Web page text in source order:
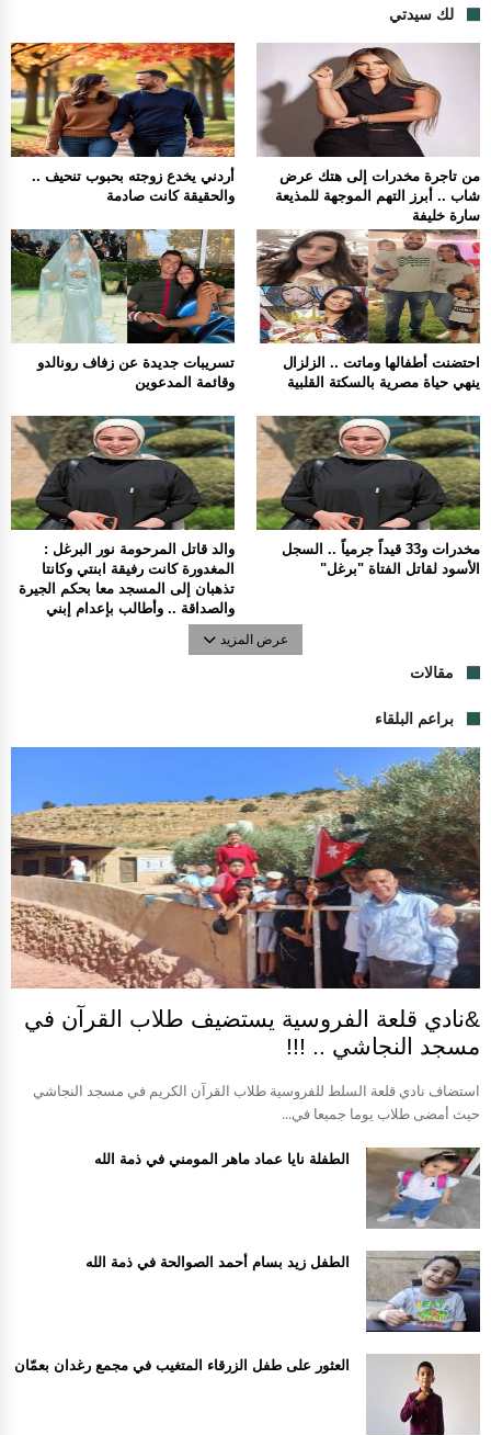
لك سيدتي
أردني يخدع زوجته بحبوب تنحيف ..
والحقيقة كانت صادمة
من تاجرة مخدرات إلى هتك عرض
شاب .. أبرز التهم الموجهة للمذيعة
سارة خليفة
تسريبات جديدة عن زفاف رونالدو
وقائمة المدعوين
احتضنت أطفالها وماتت .. الزلزال
ينهي حياة مصرية بالسكتة القلبية
والد قاتل المرحومة نور البرغل :
المغدورة كانت رفيقة ابنتي وكانتا
تذهبان إلى المسجد معا بحكم الجيرة
والصداقة .. وأطالب بإعدام إبني
مخدرات و33 قيداً جرمياً .. السجل
الأسود لقاتل الفتاة "برغل"
عرض المزيد
مقالات
براعم البلقاء
&نادي قلعة الفروسية يستضيف طلاب القرآن في
مسجد النجاشي .. !!!
استضاف نادي قلعة السلط للفروسية طلاب القرآن الكريم في مسجد النجاشي
حيث أمضى طلاب يوما جميعا في...
الطفلة نايا عماد ماهر المومني في ذمة الله
الطفل زيد بسام أحمد الصوالحة في ذمة الله
العثور على طفل الزرقاء المتغيب في مجمع رغدان بعمّان